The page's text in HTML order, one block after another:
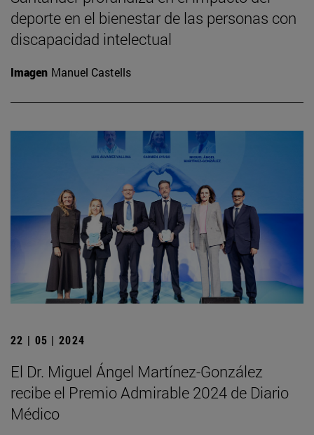
deporte en el bienestar de las personas con
discapacidad intelectual
Imagen Manuel Castells
22 | 05 | 2024
El Dr. Miguel Ángel Martínez-González
recibe el Premio Admirable 2024 de Diario
Médico